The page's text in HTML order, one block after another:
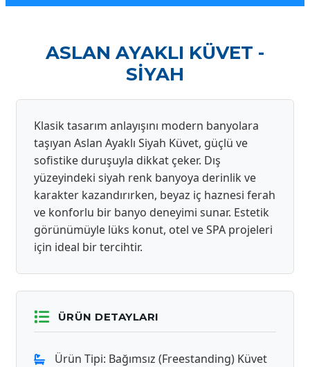
ASLAN AYAKLI KÜVET -
SİYAH
Klasik tasarım anlayışını modern banyolara
taşıyan Aslan Ayaklı Siyah Küvet, güçlü ve
sofistike duruşuyla dikkat çeker. Dış
yüzeyindeki siyah renk banyoya derinlik ve
karakter kazandırırken, beyaz iç haznesi ferah
ve konforlu bir banyo deneyimi sunar. Estetik
görünümüyle lüks konut, otel ve SPA projeleri
için ideal bir tercihtir.
ÜRÜN DETAYLARI
Ürün Tipi: Bağımsız (Freestanding) Küvet